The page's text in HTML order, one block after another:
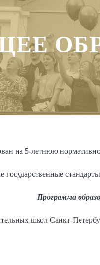
на 5-летнюю
государственные
Программа
школ Санкт-